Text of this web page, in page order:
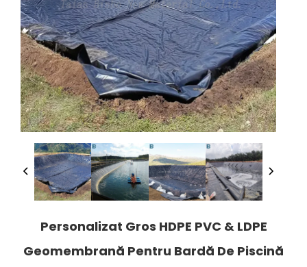
Personalizat Gros HDPE PVC & LDPE
Geomembrană Pentru Bardă De Piscină